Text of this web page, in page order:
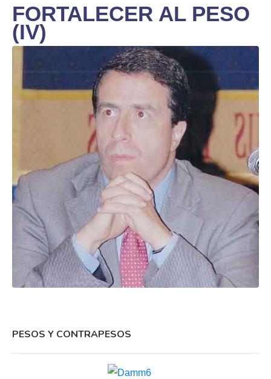
FORTALECER AL PESO
(IV)
PESOS Y CONTRAPESOS